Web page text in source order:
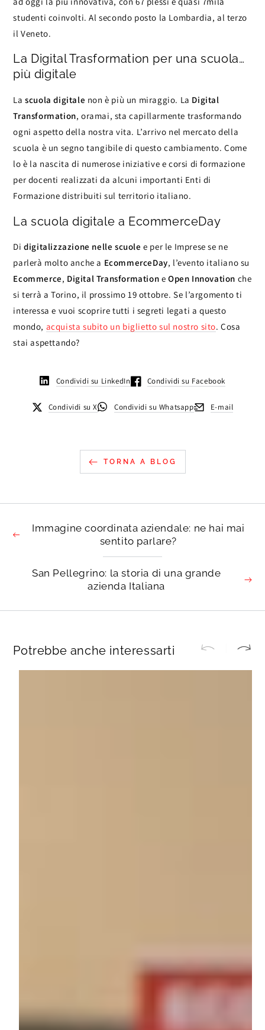
studenti coinvolti. Al secondo posto la Lombardia, al terzo
il Veneto.
La Digital Trasformation per una scuola…
più digitale
Lascuola digitale non è più un miraggio. La Digital
Transformation, oramai, sta capillarmente trasformando
ogni aspetto della nostra vita. L’arrivo nel mercato della
scuola è un segno tangibile di questo cambiamento. Come
lo è la nascita di numerose iniziative e corsi di formazione
per docenti realizzati da alcuni importanti Enti di
Formazione distribuiti sul territorio italiano.
La scuola digitale a EcommerceDay
Didigitalizzazione nelle scuole e per le Imprese se ne
parlerà molto anche a EcommerceDay, l’evento italiano su
Ecommerce, Digital Transformation eOpen Innovation che
si terrà a Torino, il prossimo 19 ottobre. Se l’argomento ti
interessa e vuoi scoprire tutti i segreti legati a questo
mondo, acquista subito un biglietto sul nostro sito. Cosa
stai aspettando?
Condividi su LinkedIn Condividi su Facebook
Condividi su X Condividi su Whatsapp E-mail
TORNA A BLOG
Immagine coordinata aziendale: ne hai mai
sentito parlare?
San Pellegrino: la storia di una grande
azienda Italiana
Potrebbe anche interessarti